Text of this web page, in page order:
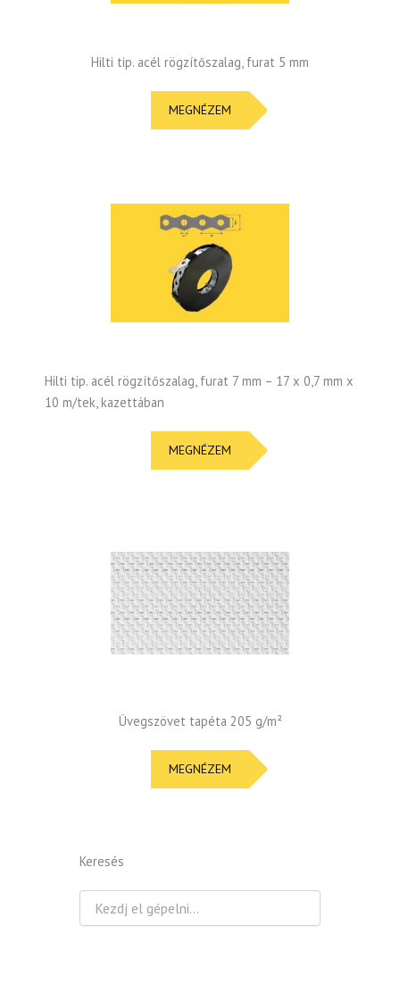
Hilti tip. acél rögzítőszalag, furat 5 mm
MEGNÉZEM
Hilti tip. acél rögzítőszalag, furat 7 mm – 17 x 0,7 mm x
10 m/tek, kazettában
MEGNÉZEM
Üvegszövet tapéta 205 g/m²
MEGNÉZEM
Keresés